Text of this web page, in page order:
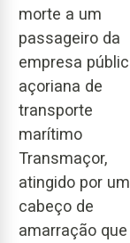
morte a um
passageiro da
empresa
açoriana de
transporte
marítimo
Transmaçor,
atingido por um
cabeço de
amarração que